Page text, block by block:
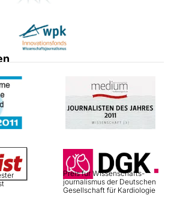
Preis für Wissenschafts­
journalismus der Deutschen
Gesellschaft für Kardiologie